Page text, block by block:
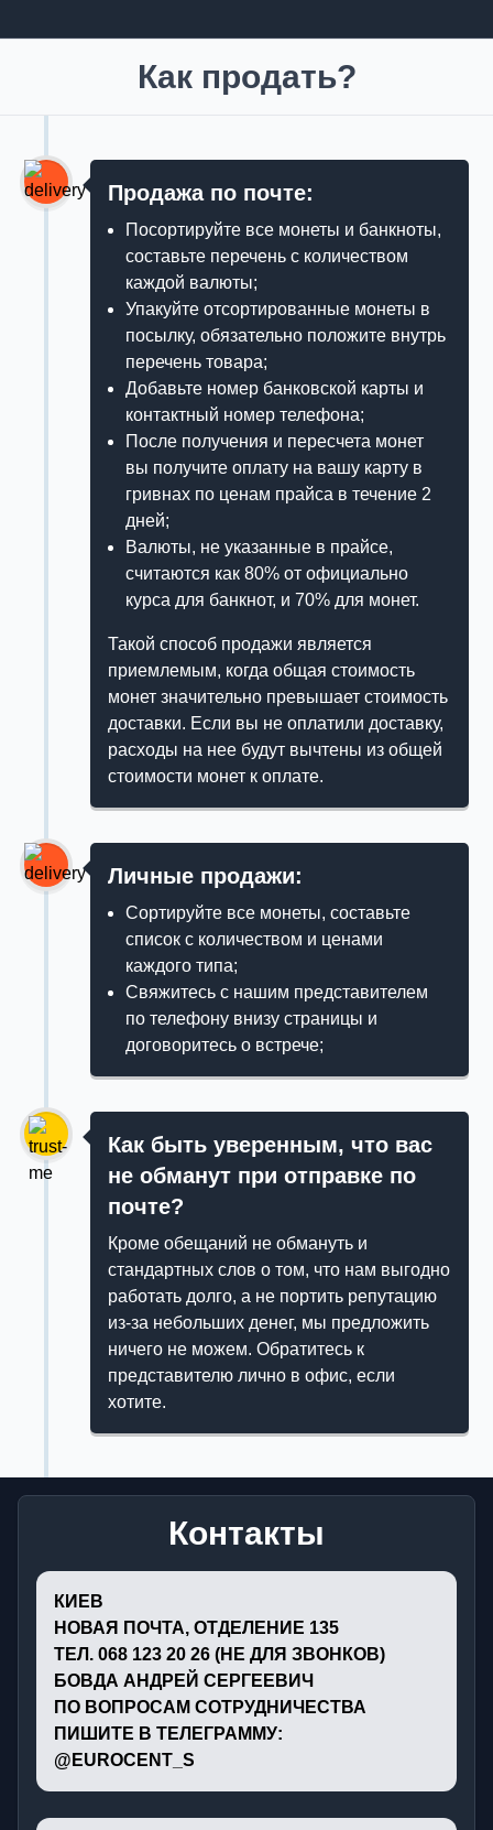
Как продать?
Продажа по почте:
Посортируйте все монеты и банкноты,
составьте перечень с количеством
каждой валюты;
Упакуйте отсортированные монеты в
посылку, обязательно положите внутрь
перечень товара;
Добавьте номер банковской карты и
контактный номер телефона;
После получения и пересчета монет
вы получите оплату на вашу карту в
гривнах по ценам прайса в течение 2
дней;
Валюты, не указанные в прайсе,
считаются как 80% от официально
курса для банкнот, и 70% для монет.
Такой способ продажи является
приемлемым, когда общая стоимость
монет значительно превышает стоимость
доставки. Если вы не оплатили доставку,
расходы на нее будут вычтены из общей
стоимости монет к оплате.
Личные продажи:
Сортируйте все монеты, составьте
список с количеством и ценами
каждого типа;
Свяжитесь с нашим представителем
по телефону внизу страницы и
договоритесь о встрече;
Как быть уверенным, что вас
не обманут при отправке по
почте?
Кроме обещаний не обмануть и
стандартных слов о том, что нам выгодно
работать долго, а не портить репутацию
из-за небольших денег, мы предложить
ничего не можем. Обратитесь к
представителю лично в офис, если
хотите.
Контакты
КИЕВ
НОВАЯ ПОЧТА, ОТДЕЛЕНИЕ 135
ТЕЛ. 068 123 20 26 (НЕ ДЛЯ ЗВОНКОВ)
БОВДА АНДРЕЙ СЕРГЕЕВИЧ
ПО ВОПРОСАМ СОТРУДНИЧЕСТВА
ПИШИТЕ В ТЕЛЕГРАММУ:
@EUROCENT_S